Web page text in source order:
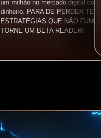
um milhão no mercado digital
dinheiro. PARA DE PERDER
ESTRATÉGIAS QUE NÃO
TORNE UM BETA READER!